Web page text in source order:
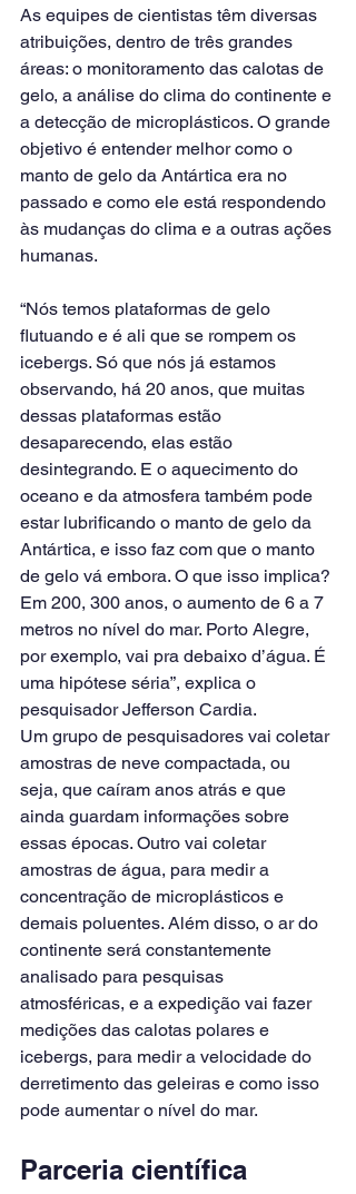
As equipes de cientistas têm diversas
atribuições, dentro de três grandes
áreas: o monitoramento das calotas de
gelo, a análise do clima do continente e
a detecção de microplásticos. O grande
objetivo é entender melhor como o
manto de gelo da Antártica era no
passado e como ele está respondendo
às mudanças do clima e a outras ações
humanas.
“Nós temos plataformas de gelo
flutuando e é ali que se rompem os
icebergs. Só que nós já estamos
observando, há 20 anos, que muitas
dessas plataformas estão
desaparecendo, elas estão
desintegrando. E o aquecimento do
oceano e da atmosfera também pode
estar lubrificando o manto de gelo da
Antártica, e isso faz com que o manto
de gelo vá embora. O que isso implica?
Em 200, 300 anos, o aumento de 6 a 7
metros no nível do mar. Porto Alegre,
por exemplo, vai pra debaixo d’água. É
uma hipótese séria”, explica o
pesquisador Jefferson Cardia.
Um grupo de pesquisadores vai coletar
amostras de neve compactada, ou
seja, que caíram anos atrás e que
ainda guardam informações sobre
essas épocas. Outro vai coletar
amostras de água, para medir a
concentração de microplásticos e
demais poluentes. Além disso, o ar do
continente será constantemente
analisado para pesquisas
atmosféricas, e a expedição vai fazer
medições das calotas polares e
icebergs, para medir a velocidade do
derretimento das geleiras e como isso
pode aumentar o nível do mar.
Parceria científica